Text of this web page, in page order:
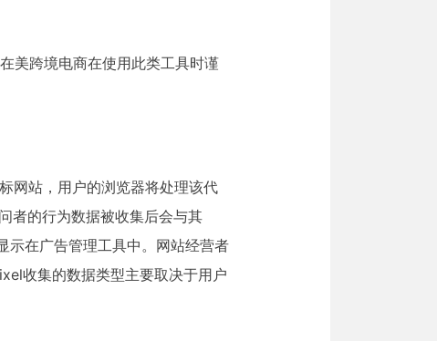
美跨境电商在使用此类工具时谨
网站，用户的浏览器将处理该代
者的行为数据被收集后会与其
示在广告管理工具中。网站经营者
收集的数据类型主要取决于用户